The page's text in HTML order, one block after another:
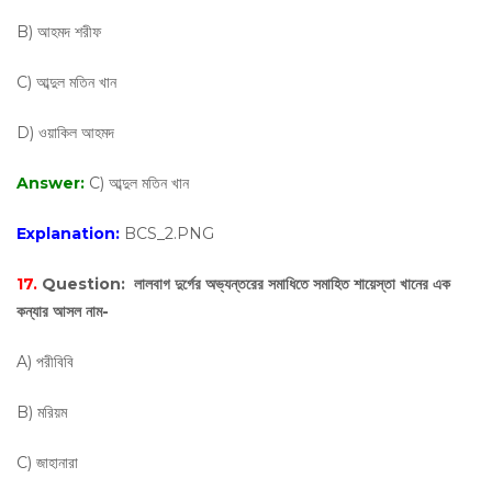
B) আহমদ শরীফ
C) আব্দুল মতিন খান
D) ওয়াকিল আহমদ
Answer: C) আব্দুল মতিন খান
Explanation: BCS_2.PNG
17. Question: লালবাগ দুর্গের অভ্যন্তরের সমাধিতে সমাহিত শায়েস্তা খানের এক
কন্যার আসল নাম-
A) পরীবিবি
B) মরিয়ম
C) জাহানারা